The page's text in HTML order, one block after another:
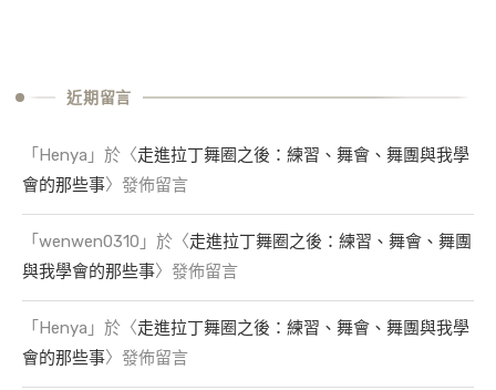
近期留言
「 Henya 」於〈走進拉丁舞圈之後：練習、舞會、舞團與我學
會的那些事〉發佈留言
「 wenwen0310 」於〈走進拉丁舞圈之後：練習、舞會、舞團
與我學會的那些事〉發佈留言
「 Henya 」於〈走進拉丁舞圈之後：練習、舞會、舞團與我學
會的那些事〉發佈留言